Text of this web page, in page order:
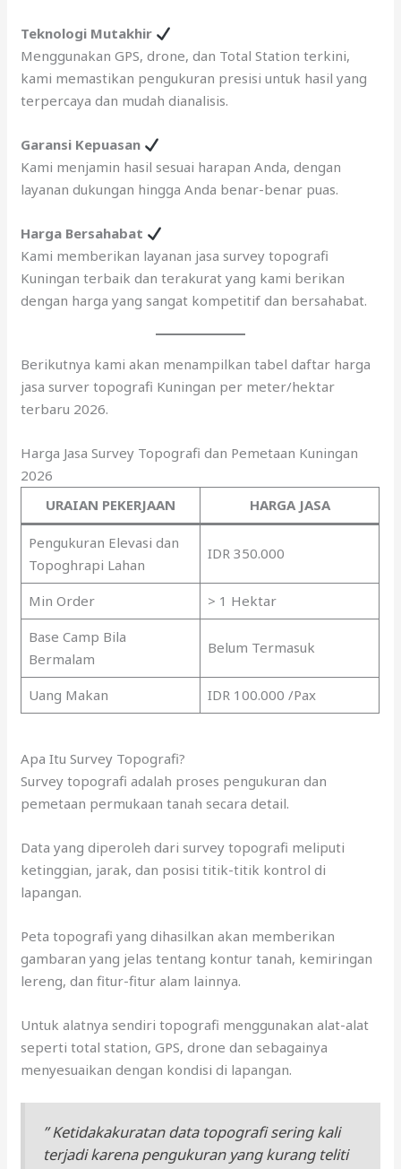
Teknologi Mutakhir
Menggunakan GPS, drone, dan Total Station terkini,
kami memastikan pengukuran presisi untuk hasil yang
terpercaya dan mudah dianalisis.
Garansi Kepuasan
Kami menjamin hasil sesuai harapan Anda, dengan
layanan dukungan hingga Anda benar-benar puas.
Harga Bersahabat
Kami memberikan layanan jasa survey topografi
Kuningan terbaik dan terakurat yang kami berikan
dengan harga yang sangat kompetitif dan bersahabat.
Berikutnya kami akan menampilkan tabel daftar harga
jasa surver topografi Kuningan per meter/hektar
terbaru 2026.
Harga Jasa Survey Topografi dan Pemetaan Kuningan
2026
URAIAN PEKERJAAN
HARGA JASA
Pengukuran Elevasi dan
Topoghrapi Lahan
IDR 350.000
Min Order
> 1 Hektar
Base Camp Bila
Bermalam
Belum Termasuk
Uang Makan IDR 100.000 /Pax
Apa Itu Survey Topografi?
Survey topografi adalah proses pengukuran dan
pemetaan permukaan tanah secara detail.
Data yang diperoleh dari survey topografi meliputi
ketinggian, jarak, dan posisi titik-titik kontrol di
lapangan.
Peta topografi yang dihasilkan akan memberikan
gambaran yang jelas tentang kontur tanah, kemiringan
lereng, dan fitur-fitur alam lainnya.
Untuk alatnya sendiri topografi menggunakan alat-alat
seperti total station, GPS, drone dan sebagainya
menyesuaikan dengan kondisi di lapangan.
” Ketidakakuratan data topografi sering kali
terjadi karena pengukuran yang kurang teliti